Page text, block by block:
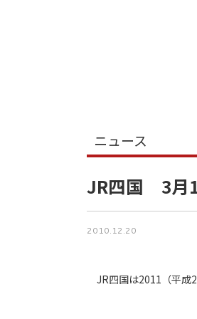
ニュース
JR四国 3月
2010.12.20
JR四国は2011（平成